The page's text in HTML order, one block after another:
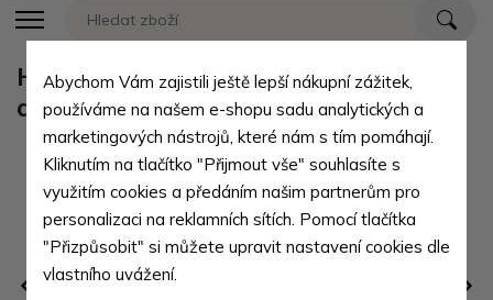
Hnědá elegantní dámská kabelka
do ruky i přes rameno Marchand
Abychom Vám zajistili ještě lepší nákupní zážitek,
používáme na našem e-shopu sadu analytických a
marketingových nástrojů, které nám s tím pomáhají.
Kliknutím na tlačítko "Přijmout vše" souhlasíte s
využitím cookies a předáním našim partnerům pro
personalizaci na reklamních sítích. Pomocí tlačítka
"Přizpůsobit" si můžete upravit nastavení cookies dle
vlastního uvážení.